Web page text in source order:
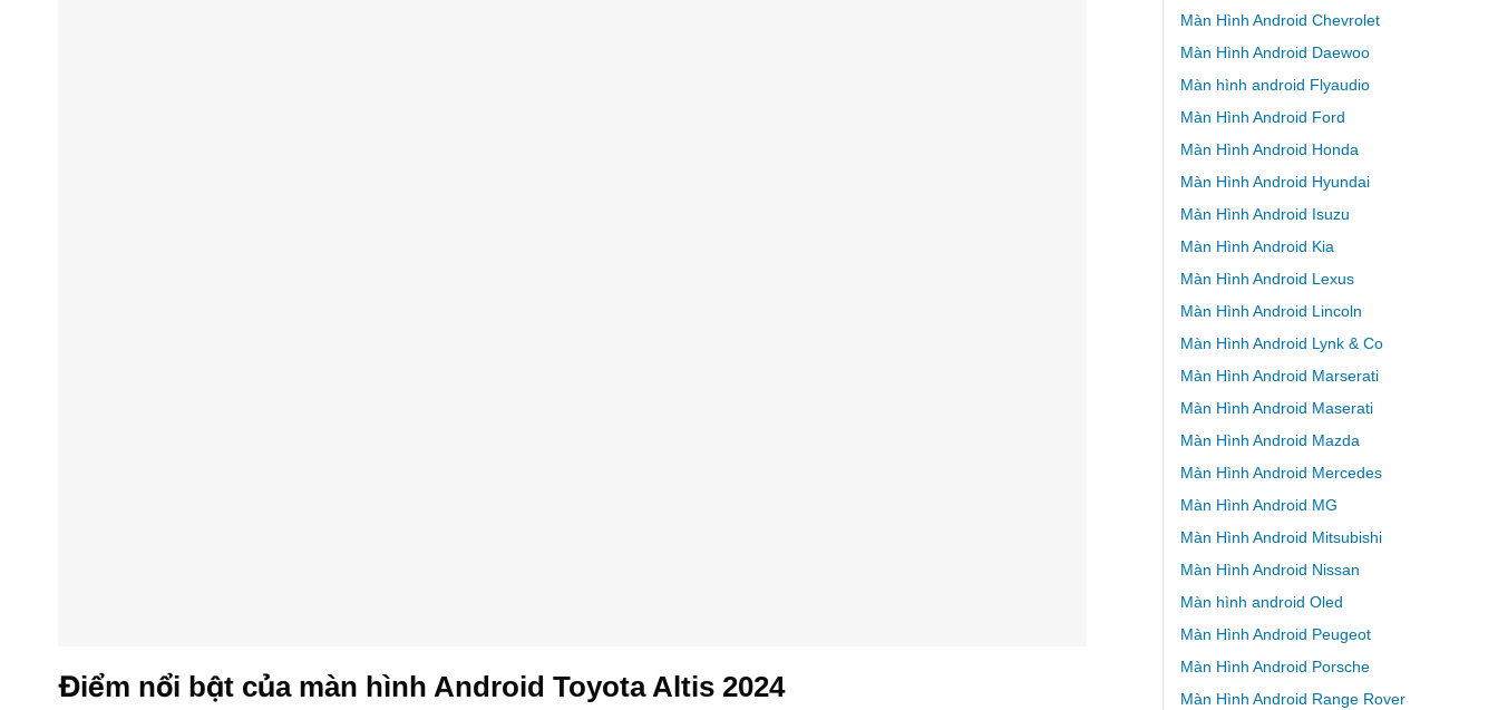
Điểm nổi bật của màn hình Android Toyota Altis 2024
Màn Hình Android Chevrolet
Màn Hình Android Daewoo
Màn hình android Flyaudio
Màn Hình Android Ford
Màn Hình Android Honda
Màn Hình Android Hyundai
Màn Hình Android Isuzu
Màn Hình Android Kia
Màn Hình Android Lexus
Màn Hình Android Lincoln
Màn Hình Android Lynk & Co
Màn Hình Android Marserati
Màn Hình Android Maserati
Màn Hình Android Mazda
Màn Hình Android Mercedes
Màn Hình Android MG
Màn Hình Android Mitsubishi
Màn Hình Android Nissan
Màn hình android Oled
Màn Hình Android Peugeot
Màn Hình Android Porsche
Màn Hình Android Range Rover